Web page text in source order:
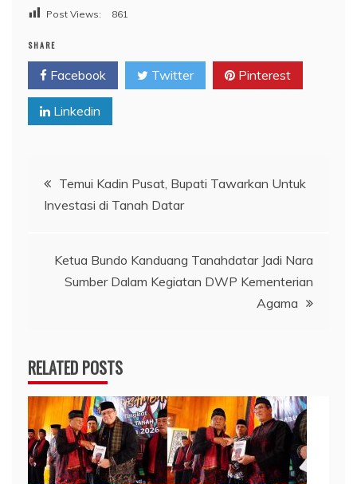
Post Views: 861
SHARE
Facebook Twitter Pinterest
Linkedin
Navigasi
pos
Temui Kadin Pusat, Bupati Tawarkan Untuk
Investasi di Tanah Datar
Ketua Bundo Kanduang Tanahdatar Jadi Nara
Sumber Dalam Kegiatan DWP Kementerian
Agama
RELATED POSTS